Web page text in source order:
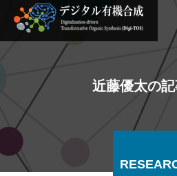
近藤優太の